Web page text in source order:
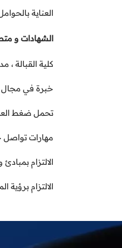
العناية
الشهادات و
كلية القبالة
خبرة في مجال
تحمل ضغط
مهارات تواصل
الالتزام
الالتزام برؤية